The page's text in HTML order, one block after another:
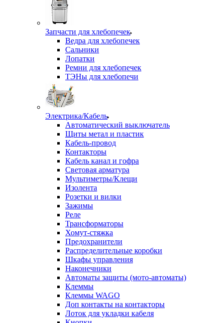
Запчасти для хлебопечек
Ведра для хлебопечек
Сальники
Лопатки
Ремни для хлебопечек
ТЭНы для хлебопечи
Электрика/Кабель
Автоматический выключатель
Щиты метал и пластик
Кабель-провод
Контакторы
Кабель канал и гофра
Световая арматура
Мультиметры/Клещи
Изолента
Розетки и вилки
Зажимы
Реле
Трансформаторы
Хомут-стяжка
Предохранители
Распределительные коробки
Шкафы управления
Наконечники
Автоматы защиты (мото-автоматы)
Клеммы
Клеммы WAGO
Доп контакты на контакторы
Лоток для укладки кабеля